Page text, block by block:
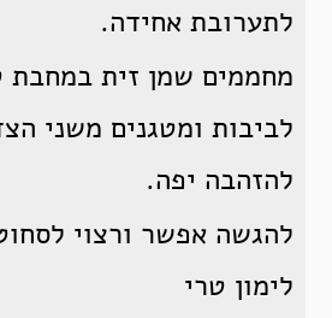
לתערובת אחידה.
מחממים שמן זית במחבת
לביבות ומטגנים משני
להזהבה יפה.
להגשה אפשר ורצוי
לימון טרי